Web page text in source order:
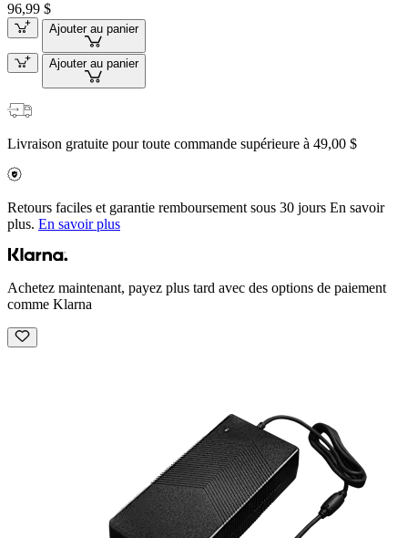
96,99 $
Ajouter au panier
Ajouter au panier
Livraison gratuite pour toute commande supérieure à 49,00 $
Retours faciles et garantie remboursement sous 30 jours En savoir
plus. En savoir plus
Achetez maintenant, payez plus tard avec des options de paiement
comme Klarna